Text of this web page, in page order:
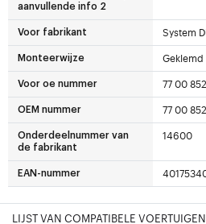
aanvullende info 2
Voor fabrikant System
Monteerwijze Geklemd
Voor oe nummer 77 00
OEM nummer 77 00
Onderdeelnummer van
de fabrikant
14600
EAN-nummer
LIJST VAN COMPATIBELE VOERTUIGEN